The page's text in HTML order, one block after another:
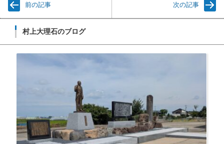
前の記事 次の記事
村上大理石のブログ